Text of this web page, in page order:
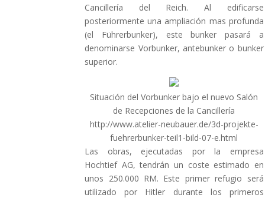
Cancillería del Reich. Al edificarse
posteriormente una ampliación mas profunda
(el Führerbunker), este bunker pasará a
denominarse Vorbunker, antebunker o bunker
superior.
Situación del Vorbunker bajo el nuevo Salón
de Recepciones de la Cancillería
http://www.atelier-neubauer.de/3d-projekte-
fuehrerbunker-teil1-bild-07-e.html
Las obras, ejecutadas por la empresa
Hochtief AG, tendrán un coste estimado en
unos 250.000 RM. Este primer refugio será
utilizado por Hitler durante los primeros